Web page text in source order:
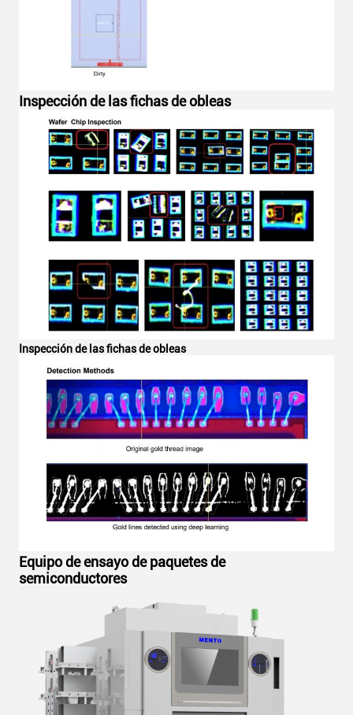
Inspección de las fichas de obleas
Inspección de las fichas de obleas
Equipo de ensayo de paquetes de
semiconductores